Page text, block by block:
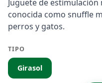
Juguete de
conocida como snuffle
perros y gatos.
TIPO
Girasol